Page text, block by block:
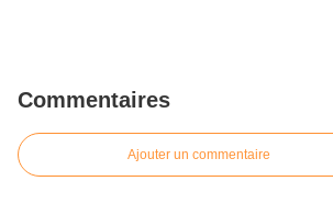
Commentaires
Ajouter un commentaire